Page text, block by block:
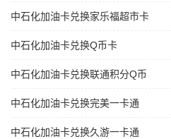
中石化加油卡兑换家乐福超市卡
中石化加油卡兑换Q币卡
中石化加油卡兑换联通积分Q币
中石化加油卡兑换完美一卡通
中石化加油卡兑换久游一卡通